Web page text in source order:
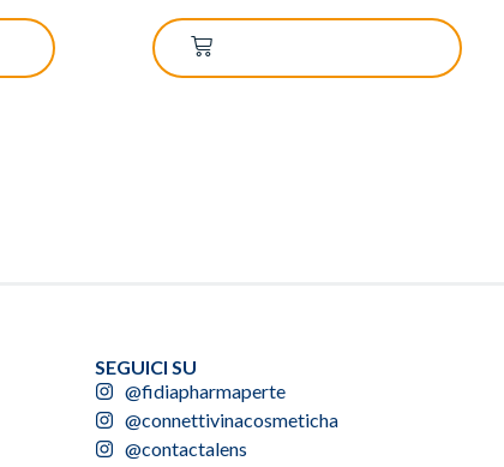
SEGUICI SU
@fidiapharmaperte
@connettivinacosmeticha
@contactalens